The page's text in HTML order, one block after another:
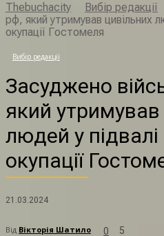
Thebuchacity Вибір редакції
рф, який утримував цивільних
окупації Гостомеля
Вибір редакції
Засуджено
який утримував
людей у підвалі
окупації
21.03.2024
Від Вікторія Шатило 0 5